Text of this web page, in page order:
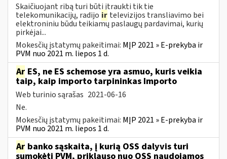
Skaičiuojant ribą turi būti įtraukti tik tie
telekomunikacijų, radijo ir televizijos transliavimo bei
elektroniniu būdu teikiamų paslaugų pardavimai, kurių
pirkėjai...
Mokesčių įstatymų pakeitimai: MĮP 2021 » E-prekyba ir
PVM nuo 2021 m. liepos 1 d.
Ar ES, ne ES schemose yra asmuo, kuris veikia
taip, kaip importo tarpininkas Importo
Web turinio sąrašas 2021-06-16
Ne.
Mokesčių įstatymų pakeitimai: MĮP 2021 » E-prekyba ir
PVM nuo 2021 m. liepos 1 d.
Ar banko sąskaita, į kurią OSS dalyvis turi
sumokėti PVM, priklauso nuo OSS naudojamos